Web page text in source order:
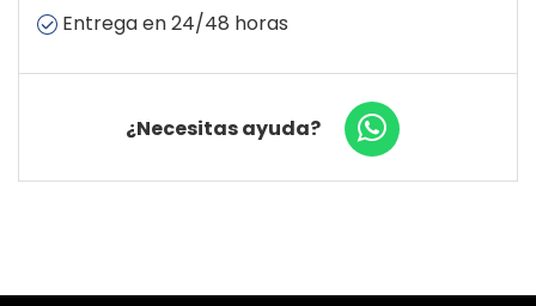
Entrega en 24/48 horas
¿Necesitas ayuda?